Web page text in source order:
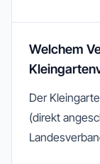
Welchem
Der
(direkt